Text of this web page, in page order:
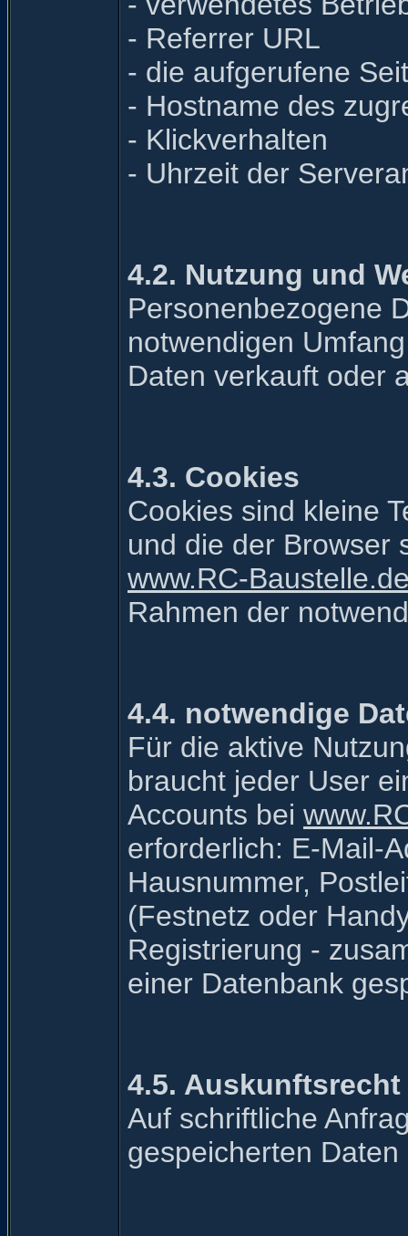
- Referrer URL
- die aufgerufene
- Hostname des
- Klickverhalten
- Uhrzeit der
4.2. Nutzung und
Personenbezogene
notwendigen
Daten verkauft oder
4.3. Cookies
Cookies sind kleine
und die der Browser
www.RC-
Rahmen der
4.4. notwendige
Für die aktive
braucht jeder User
Accounts bei
erforderlich: E-Mail-
Hausnummer,
(Festnetz oder
Registrierung -
einer Datenbank
4.5. Auskunftsrecht
Auf schriftliche
gespeicherten